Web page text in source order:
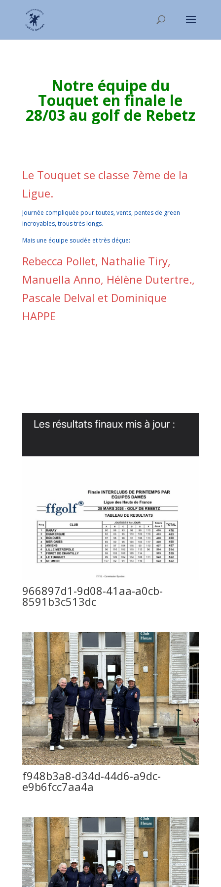
Notre équipe du
Touquet en finale le
28/03 au golf de Rebetz
Le Touquet se classe 7ème de la
Ligue.
Journée compliquée pour toutes, vents, pentes de green
incroyables, trous très longs.
Mais une équipe soudée et très déçue:
Rebecca Pollet, Nathalie Tiry,
Manuella Anno, Hélène Dutertre.,
Pascale Delval et Dominique
HAPPE
966897d1-9d08-41aa-a0cb-
8591b3c513dc
f948b3a8-d34d-44d6-a9dc-
e9b6fcc7aa4a